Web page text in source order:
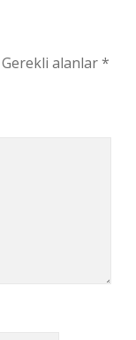
Gerekli alanlar*